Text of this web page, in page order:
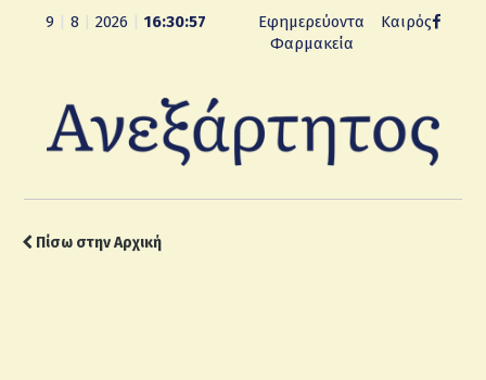
9 8 2026 16:30:58
Εφημερεύοντα
Φαρμακεία
Καιρός
Πίσω στην Αρχική